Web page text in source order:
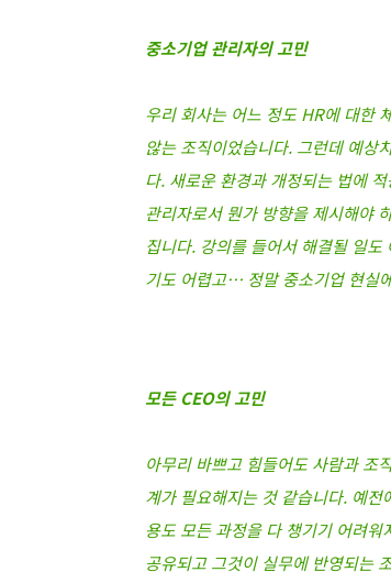
중소기업 관리자의 고민
우리 회사는 어느 정도 HR에 대한
않는 조직이었습니다. 그런데 예상
다. 새로운 환경과 개정되는 법에
관리자로서 뭔가 방향을 제시해야
집니다. 강의를 들어서 해결될 일
기도 어렵고… 정말 중소기업 현실
모든 CEO의 고민
아무리 바쁘고 힘들어도 사람과 조
계가 필요해지는 것 같습니다. 예
용도 모든 과정을 다 챙기기 어려
공유되고 그것이 실무에 반영되는